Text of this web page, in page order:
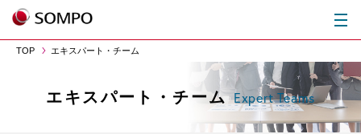
TOP エキスパート・チーム
エキスパート・チームExpert Teams